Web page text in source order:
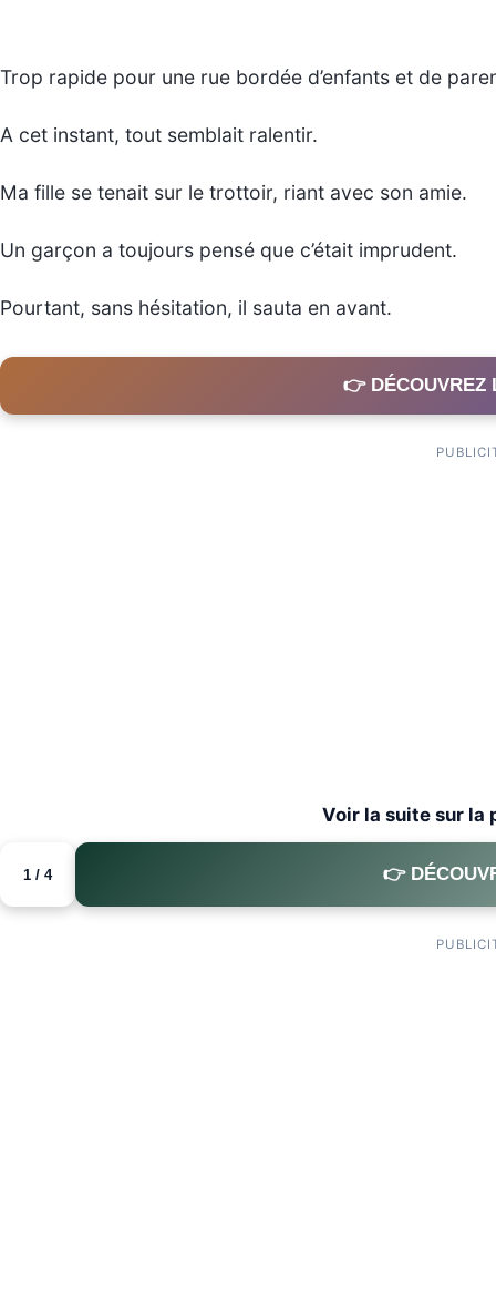
Trop rapide pour une rue bordée d’enfants et de
A cet instant, tout semblait ralentir.
Ma fille se tenait sur le trottoir, riant avec son amie.
Un garçon a toujours pensé que c’était imprudent.
Pourtant, sans hésitation, il sauta en avant.
👉 DÉCOUVREZ
Voir la suite sur la
1 / 4 👉